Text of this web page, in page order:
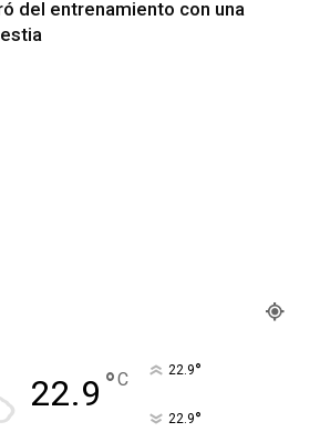
del entrenamiento con una
22.9 °C 22.9°
22.9°